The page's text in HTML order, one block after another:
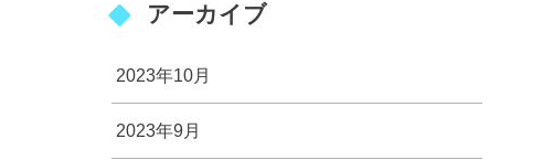
アーカイブ
2023年10月
2023年9月